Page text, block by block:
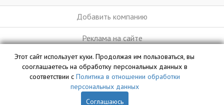
Добавить компанию
Реклама на сайте
База данных сайта vyvoz.org является интеллектуальной
собственностью ООО «Профит» и охраняется законом.
Этот сайт использует куки. Продолжая им пользоваться, вы
сооглашаетесь на обработку персональных данных в
соответствии с Политика в отношении обработки
персональных данных
Соглашаюсь